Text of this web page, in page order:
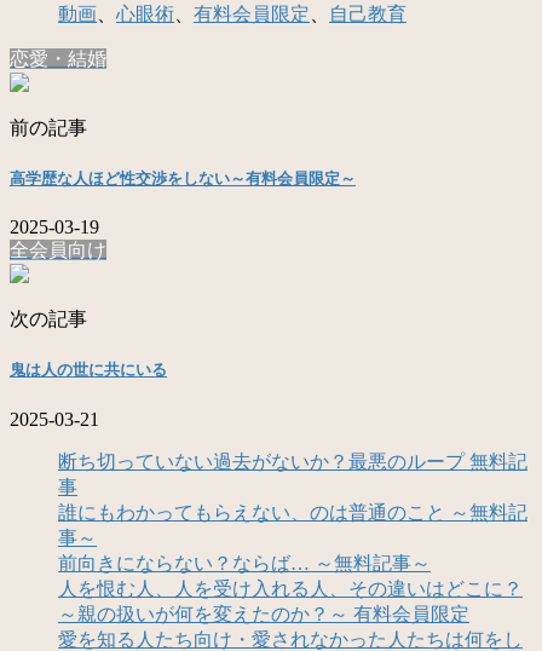
動画
心眼術 有料会員限定 自己教育
恋愛・結婚
前の記事
高学歴な人ほど性交渉をしない～有料会員限定～
2025-03-19
全会員向け
次の記事
鬼は人の世に共にいる
2025-03-21
断ち切っていない過去がないか？最悪のループ 無料記
事
誰にもわかってもらえない、のは普通のこと ～無料記
事～
前向きにならない？ならば… ～無料記事～
人を恨む人、人を受け入れる人、その違いはどこに？
～親の扱いが何を変えたのか？～ 有料会員限定
愛を知る人たち向け・愛されなかった人たちは何をし